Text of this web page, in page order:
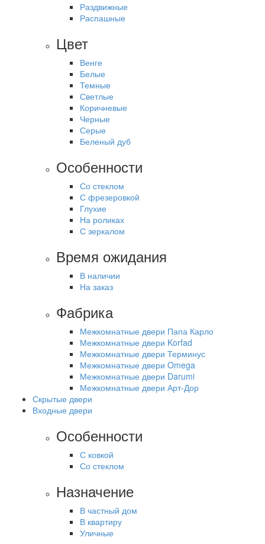
Раздвижные
Распашные
Цвет
Венге
Белые
Темные
Светлые
Коричневые
Черные
Серые
Беленый дуб
Особенности
Со стеклом
С фрезеровкой
Глухие
На роликах
С зеркалом
Время ожидания
В наличии
На заказ
Фабрика
Межкомнатные двери Папа Карло
Межкомнатные двери Korfad
Межкомнатные двери Терминус
Межкомнатные двери Omega
Межкомнатные двери Darumi
Межкомнатные двери Арт-Дор
Скрытые двери
Входные двери
Особенности
С ковкой
Со стеклом
Назначение
В частный дом
В квартиру
Уличные